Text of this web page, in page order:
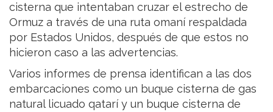
cisterna que intentaban cruzar el estrecho de
Ormuz a través de una ruta omaní respaldada
por Estados Unidos, después de que estos no
hicieron caso a las advertencias.
Varios informes de prensa identifican a las dos
embarcaciones como un buque cisterna de gas
natural licuado qatarí y un buque cisterna de